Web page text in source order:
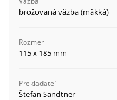
brožovaná väzba (mäkká)
Rozmer
115 x 185 mm
Prekladateľ
Štefan Sandtner